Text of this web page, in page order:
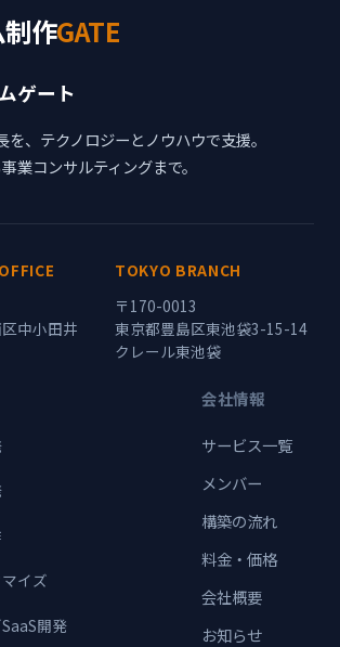
作GATE
ゲート
、テクノロジーとノウハウで支援。
業コンサルティングまで。
中小田井
TOKYO BRANCH
〒170-0013
東京都豊島区東池袋3-15-14
クレール東池袋
イズ
開発
会社情報
サービス一覧
メンバー
構築の流れ
料金・価格
会社概要
お知らせ